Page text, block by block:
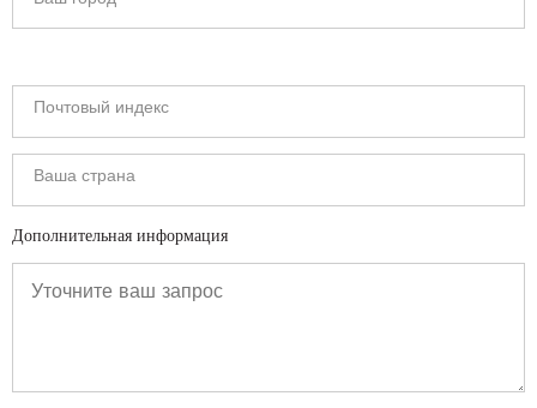
Дополнительная информация